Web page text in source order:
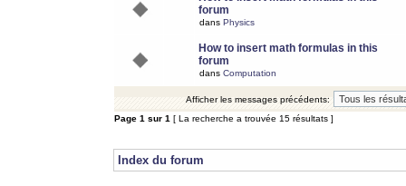
forum
dans Physics
How to insert math formulas in this
forum
dans Computation
Afficher les messages précédents:
Page 1 sur 1 [ La recherche a trouvée 15 résultats ]
Index du forum